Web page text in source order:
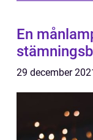
En
29 december